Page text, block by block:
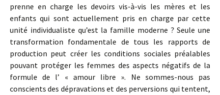
prenne en charge les devoirs vis-à-vis les mères et les
enfants qui sont actuellement pris en charge par cette
unité individualiste qu’est la famille moderne ? Seule une
transformation fondamentale de tous les rapports de
production peut créer les conditions sociales préalables
pouvant protéger les femmes des aspects négatifs de la
formule de l’ « amour libre ». Ne sommes-nous pas
conscients des dépravations et des perversions qui tentent,